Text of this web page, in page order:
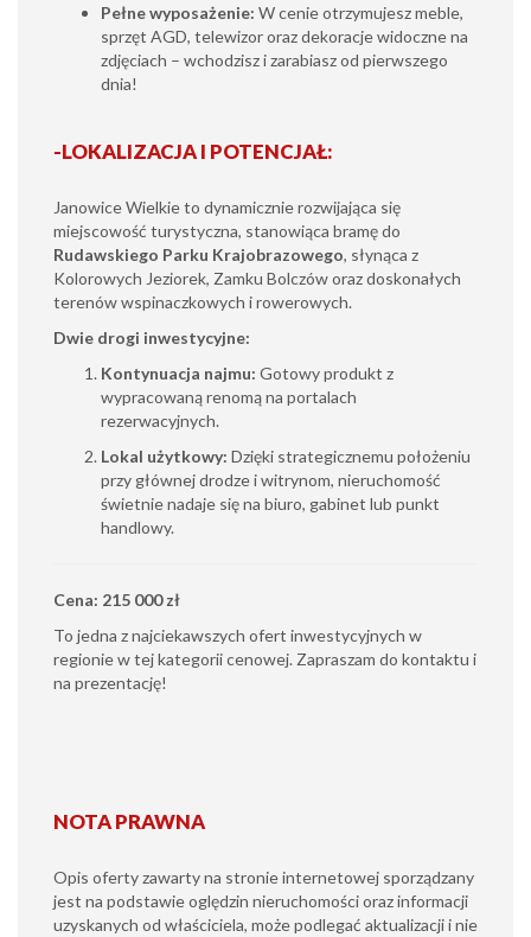
Pełne wyposażenie: W cenie otrzymujesz meble,
sprzęt AGD, telewizor oraz dekoracje widoczne na
zdjęciach – wchodzisz i zarabiasz od pierwszego
dnia!
-LOKALIZACJA I POTENCJAŁ:
Janowice Wielkie to dynamicznie rozwijająca się
miejscowość turystyczna, stanowiąca bramę do
Rudawskiego Parku Krajobrazowego, słynąca z
Kolorowych Jeziorek, Zamku Bolczów oraz doskonałych
terenów wspinaczkowych i rowerowych.
Dwie drogi inwestycyjne:
Kontynuacja najmu: Gotowy produkt z
wypracowaną renomą na portalach
rezerwacyjnych.
Lokal użytkowy: Dzięki strategicznemu położeniu
przy głównej drodze i witrynom, nieruchomość
świetnie nadaje się na biuro, gabinet lub punkt
handlowy.
Cena: 215 000 zł
To jedna z najciekawszych ofert inwestycyjnych w
regionie w tej kategorii cenowej. Zapraszam do kontaktu i
na prezentację!
NOTA PRAWNA
Opis oferty zawarty na stronie internetowej sporządzany
jest na podstawie oględzin nieruchomości oraz informacji
uzyskanych od właściciela, może podlegać aktualizacji i nie